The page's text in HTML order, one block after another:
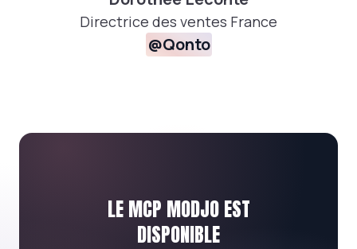
Directrice des ventes France
@Qonto
LE MCP MODJO EST
DISPONIBLE